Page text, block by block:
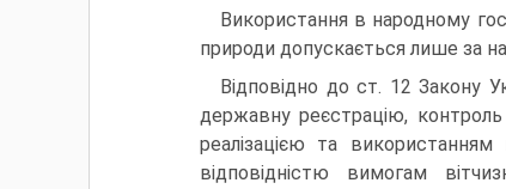
Використання в народному
природи допускається лише за
Відповідно до ст. 12 Закону
державну реєстрацію,
реалізацією та використанням
відповідністю вимогам